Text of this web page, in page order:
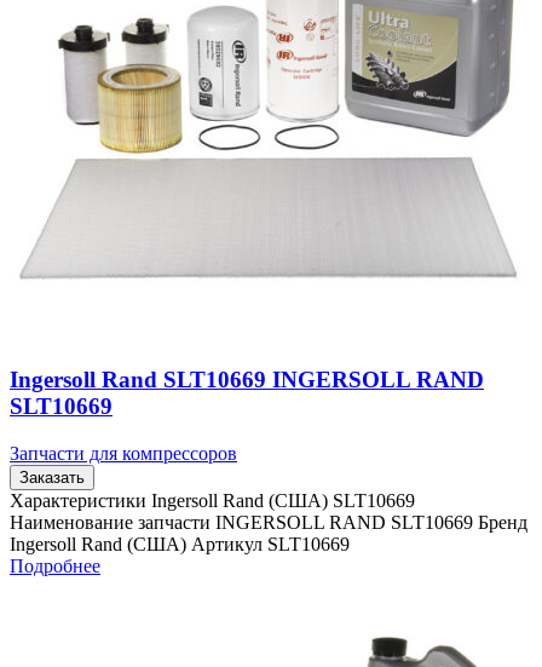
Ingersoll Rand SLT10669 INGERSOLL RAND
SLT10669
Запчасти для компрессоров
Заказать
Характеристики Ingersoll Rand (США) SLT10669
Наименование запчасти INGERSOLL RAND SLT10669 Бренд
Ingersoll Rand (США) Артикул SLT10669
Подробнее